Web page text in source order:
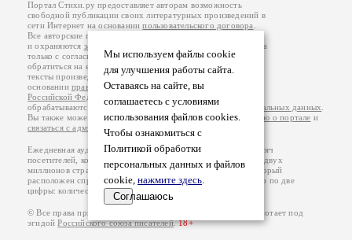
Мы используем файлы cookie
для улучшения работы сайта.
Оставаясь на сайте, вы
соглашаетесь с условиями
использования файлов cookies.
Чтобы ознакомиться с
Политикой обработки
персональных данных и файлов
cookie, нажмите здесь.
Соглашаюсь
Портал Стихи.ру предоставляет авторам возможность
свободной публикации своих литературных произведений в
сети Интернет на основаниипользовательского договора
Все авторские права на произведения принадлежат авторам
и охраняются законом
. Перепечатка произведений возможна
только с согласия его автора, к которому вы можете
обратиться на его авторской странице. Ответственность за
тексты произведений авторы несут самостоятельно на
основанииправил публикацииизаконодательства
Российской Федерации
обрабатываются на основанииПолитики обработки персональных данных
Вы также можете посмотреть более подробнуюинформацию о портале и
связаться с администрацией
Ежедневная аудитория портала Стихи.ру – порядка 200 тысяч
посетителей, которые в общей сумме просматривают более двух
миллионов страниц по данным счетчика посещаемости, который
расположен справа от этого текста. В каждой графе указано по две
цифры: количество просмотров и количество посетителей.
© Все права принадлежат авторам, 2000-2026. Портал работает под
эгидойРоссийского союза писателей.18+